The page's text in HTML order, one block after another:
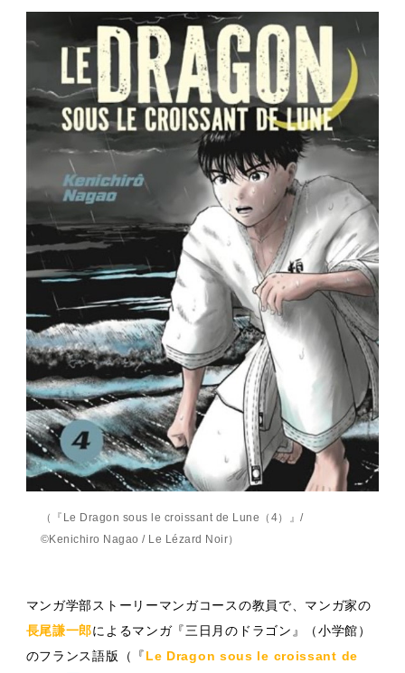
（『Le Dragon sous le croissant de Lune（4）』/
©Kenichiro Nagao / Le Lézard Noir）
マンガ学部ストーリーマンガコースの教員で、マンガ家の
長尾謙一郎によるマンガ『三日月のドラゴン』（小学館）
のフランス語版（『Le Dragon sous le croissant de